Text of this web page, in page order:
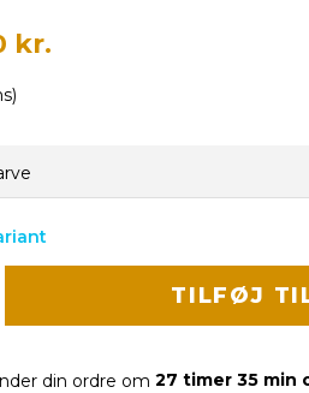
kr.
TILFØJ
din ordre om 27 timer 34 min